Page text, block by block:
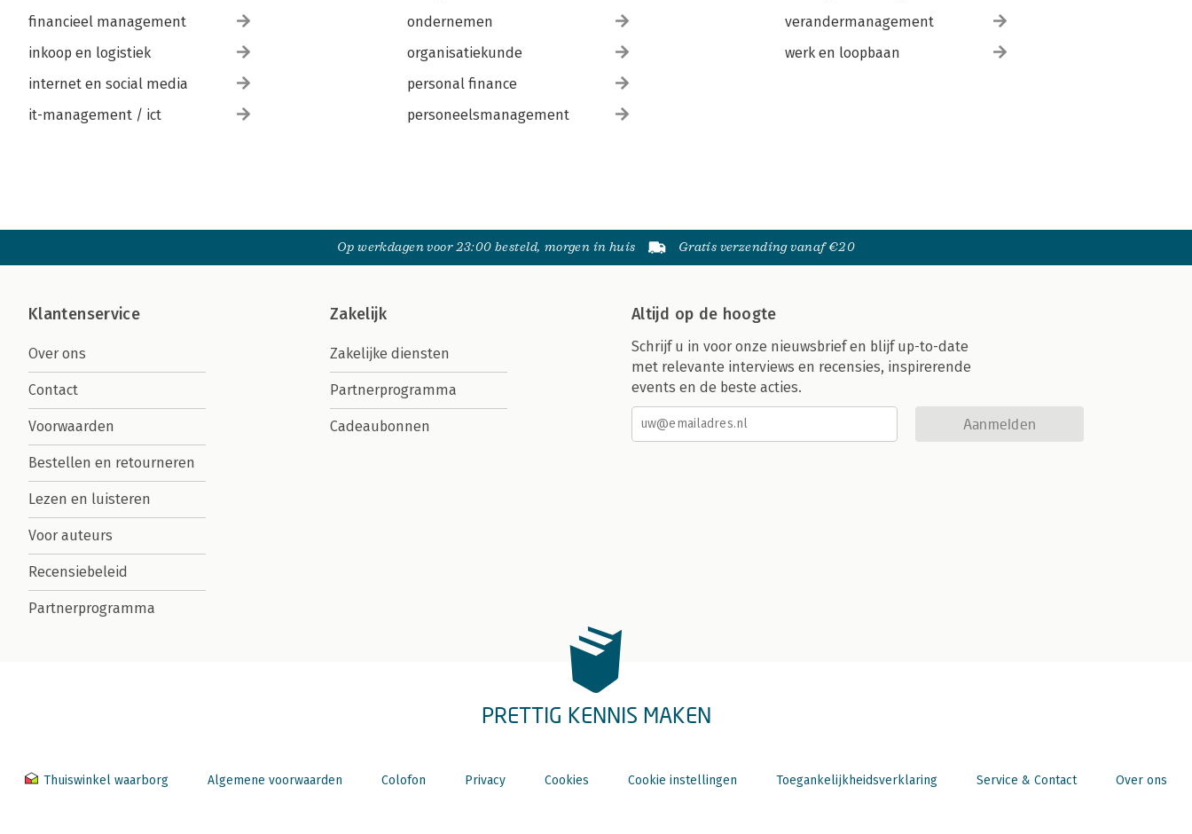
financieel management
inkoop en logistiek
internet en social media
it-management / ict
ondernemen
organisatiekunde
personal finance
personeelsmanagement
verandermanagement
werk en loopbaan
Op werkdagen voor 23:00 besteld, morgen in huis Gratis verzending vanaf €20
Klantenservice
Over ons
Contact
Voorwaarden
Bestellen en retourneren
Lezen en luisteren
Voor auteurs
Recensiebeleid
Partnerprogramma
Zakelijk
Zakelijke diensten
Partnerprogramma
Cadeaubonnen
Altijd op de hoogte
Schrijf u in voor onze nieuwsbrief en blijf up-to-date
met relevante interviews en recensies, inspirerende
events en de beste acties.
Aanmelden
PRETTIG KENNIS MAKEN
Thuiswinkel waarborg Algemene voorwaarden Colofon Privacy Cookies Cookie instellingen Toegankelijkheidsverklaring Service & Contact Over ons